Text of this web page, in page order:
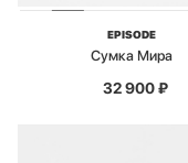
EPISODE
Сумка Мира
32 900₽